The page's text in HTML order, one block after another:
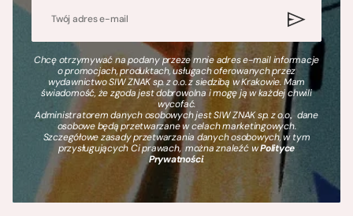
Chcę otrzymywać na podany przeze mnie adres e-mail informacje
o promocjach, produktach, usługach oferowanych przez
wydawnictwo SIW ZNAK sp. z o.o. z siedzibą w Krakowie. Mam
świadomość, że zgoda jest dobrowolna i mogę ją w każdej chwili
wycofać.
Administratorem danych osobowych jest SIW ZNAK sp. z o.o., dane
osobowe będą przetwarzane w celach marketingowych.
Szczegółowe zasady przetwarzania danych osobowych, w tym
przysługujących Ci prawach, można znaleźć wPolityce
Prywatności.